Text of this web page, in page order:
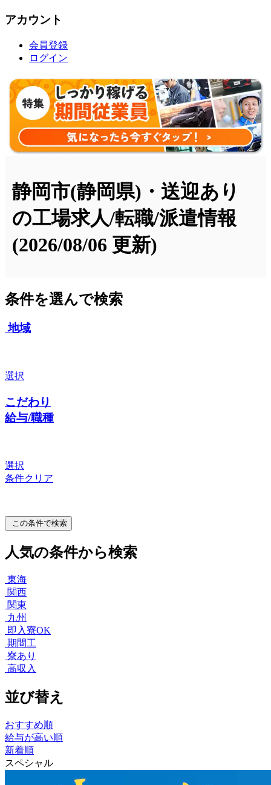
アカウント
会員登録
ログイン
静岡市(静岡県)・送迎あり
の工場求人/転職/派遣情報
(2026/08/06 更新)
条件を選んで検索
地域
選択
こだわり
給与/職種
選択
条件クリア
この条件で検索
人気の条件から検索
東海
関西
関東
九州
即入寮OK
期間工
寮あり
高収入
並び替え
おすすめ順
給与が高い順
新着順
スペシャル